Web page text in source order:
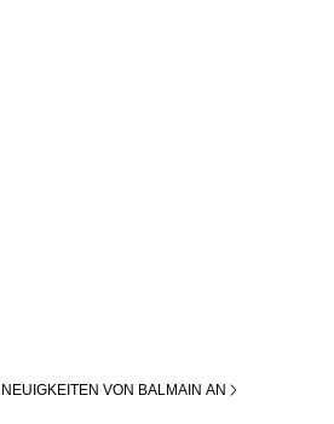
VON BALMAIN AN